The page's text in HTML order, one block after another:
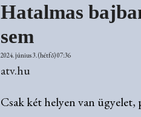
Hatalmas
sem
2024. június 3. (hétfő) 07:36
atv.hu
Csak két helyen van ügyelet,